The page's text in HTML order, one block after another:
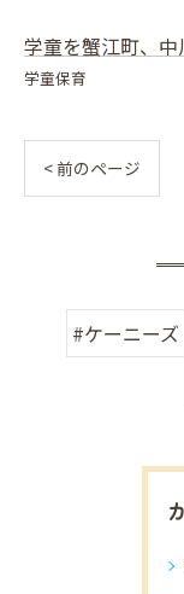
学童を蟹江町、
学童保育
< 前のページ
#ケーニーズ